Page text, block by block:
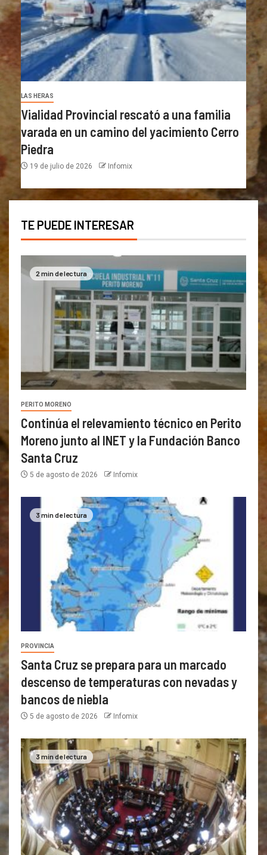
LAS HERAS
Vialidad Provincial rescató a una familia
varada en un camino del yacimiento Cerro
Piedra
19 de julio de 2026 Infomix
TE PUEDE INTERESAR
2 min de lectura
PERITO MORENO
Continúa el relevamiento técnico en Perito
Moreno junto al INET y la Fundación Banco
Santa Cruz
5 de agosto de 2026 Infomix
3 min de lectura
PROVINCIA
Santa Cruz se prepara para un marcado
descenso de temperaturas con nevadas y
bancos de niebla
5 de agosto de 2026 Infomix
3 min de lectura